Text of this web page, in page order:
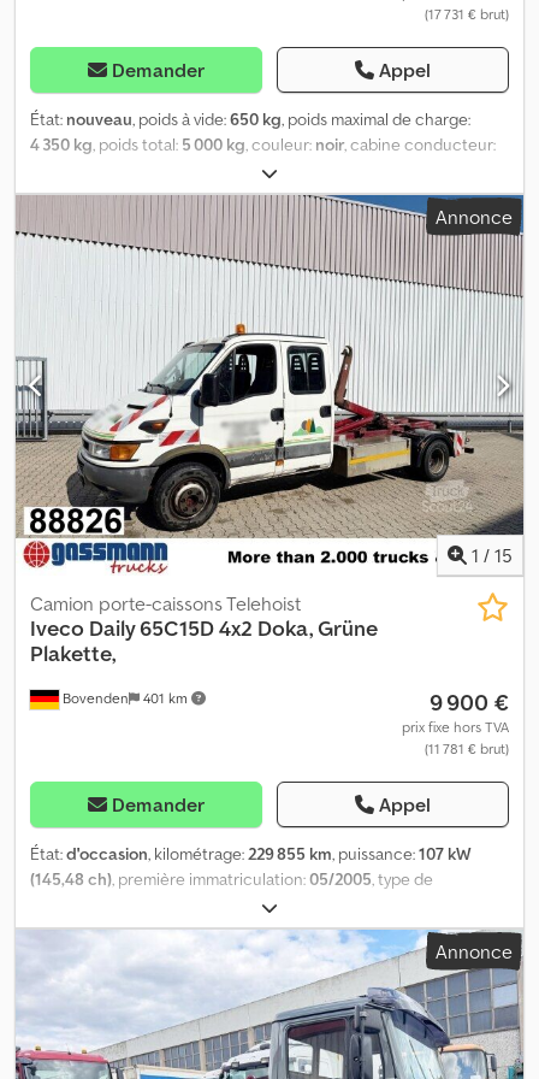
(17 731 € brut)
Demander Appel
État: nouveau, poids à vide:650 kg, poids maximal de charge:
4 350 kg, poids total: 5 000 kg, couleur: noir, cabine conducteur:
, longueur de l'espace de
chargement:4 000 mm, Année de construction:2023,
Emplacement du véhicule : Bovenden, verrouillage DIN Djdpfx Aex
I Sb Njnzeck Carrosserie : Hiab Multilift Cityabrollanlage XR 5 S
3250, conteneur jusqu'à 4 000 mm, installation neuve en stock
(2023) ! INFORMATIONS SUR LES ACCESSOIRES SANS GARANTIE,
sous réserve de modifications, de vente intermédiaire et
Annonce
1 / 15
Bovenden 401 km
Camion porte-caissons Telehoist
Iveco Daily 65C15D 4x2 Doka, Grüne
Plakette,
9 900 €
prix fixe hors TVA
(11 781 € brut)
Demander Appel
État:d'occasion, kilométrage:229 855 km, puissance:107 kW
(145,48 ch), première immatriculation:05/2005, type de
3 350 kg
3 150 kg, poids total:6 500 kg, dimension des pneus:225/75R16C,
4x2, empattement: 4 250 mm, prochaine
inspection (TÜV):
09/2026 , couleur: blanc, cabine conducteur:
autre
, type d'engrenage: mécanique, classe d'émission:Euro 4,
suspension: acier, nombre de sièges:7, Équipement: ABS,
attelage de remorque, blocage de différentiel, cabine,
Annonce